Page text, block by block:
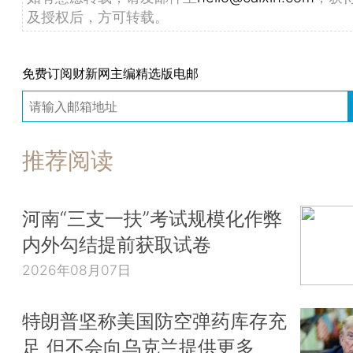
及授权后，方可转载。
免费订阅财新网主编精选版电邮
推荐阅读
河南“三支一扶”考试规模化作弊
内外勾结提前获取试卷
2026年08月07日
特朗普坚称美国防空弹药库存充
足 但不会向乌克兰提供更多